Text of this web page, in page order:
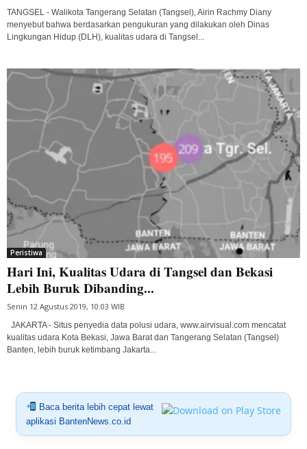
TANGSEL - Walikota Tangerang Selatan (Tangsel), Airin Rachmy Diany
menyebut bahwa berdasarkan pengukuran yang dilakukan oleh Dinas
Lingkungan Hidup (DLH), kualitas udara di Tangsel...
Peristiwa
Hari Ini, Kualitas Udara di Tangsel dan Bekasi
Lebih Buruk Dibanding...
Senin 12 Agustus 2019, 10:03 WIB
JAKARTA - Situs penyedia data polusi udara, www.airvisual.com mencatat
kualitas udara Kota Bekasi, Jawa Barat dan Tangerang Selatan (Tangsel)
Banten, lebih buruk ketimbang Jakarta...
Baca berita lebih cepat lewat
aplikasi BantenNews.co.id